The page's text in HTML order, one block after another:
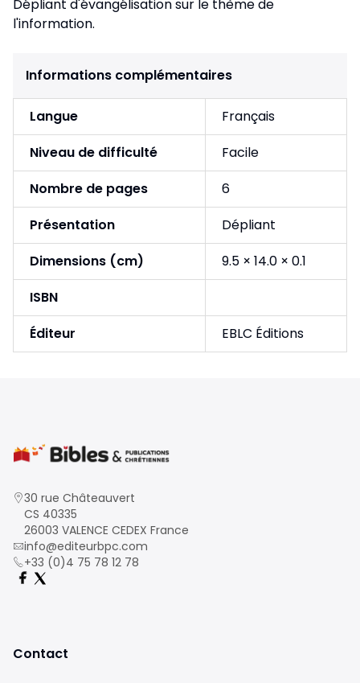
Dépliant d'évangélisation sur le thème de
l'information.
Informations complémentaires
Langue
Français
Niveau de difficulté
Facile
Nombre de pages
6
Présentation
Dépliant
Dimensions (cm)
9.5 × 14.0 × 0.1
ISBN
Éditeur
EBLC Éditions
30 rue Châteauvert
CS 40335
26003 VALENCE CEDEX France
info@editeurbpc.com
+33 (0)4 75 78 12 78
Contact